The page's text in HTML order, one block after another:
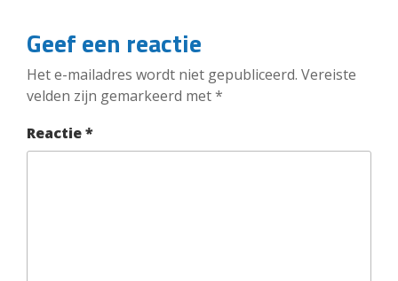
Geef een reactie
Het e-mailadres wordt niet gepubliceerd. Vereiste
velden zijn gemarkeerd met*
Reactie*